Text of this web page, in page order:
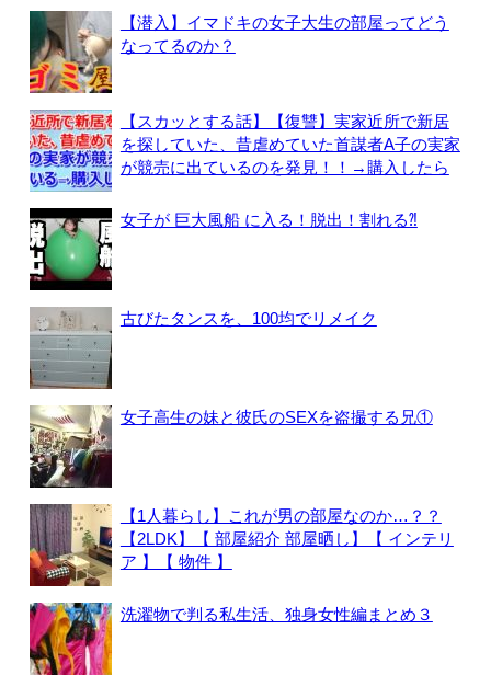
【潜入】イマドキの女子大生の部屋ってどう
なってるのか？
【スカッとする話】【復讐】実家近所で新居
を探していた、昔虐めていた首謀者A子の実家
が競売に出ているのを発見！！→購入したら
女子が 巨大風船 に入る！脱出！割れる⁈
古びたタンスを、100均でリメイク
女子高生の妹と彼氏のSEXを盗撮する兄①
【1人暮らし】これが男の部屋なのか…？？
【2LDK】【 部屋紹介 部屋晒し】【 インテリ
ア 】【 物件 】
洗濯物で判る私生活、独身女性編まとめ３